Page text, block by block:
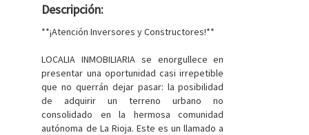
Descripción:
**¡Atención Inversores y Constructores!**
LOCALIA INMOBILIARIA se enorgullece en
presentar una oportunidad casi irrepetible
que no querrán dejar pasar: la posibilidad
de adquirir un terreno urbano no
consolidado en la hermosa comunidad
autónoma de La Rioja. Este es un llamado a